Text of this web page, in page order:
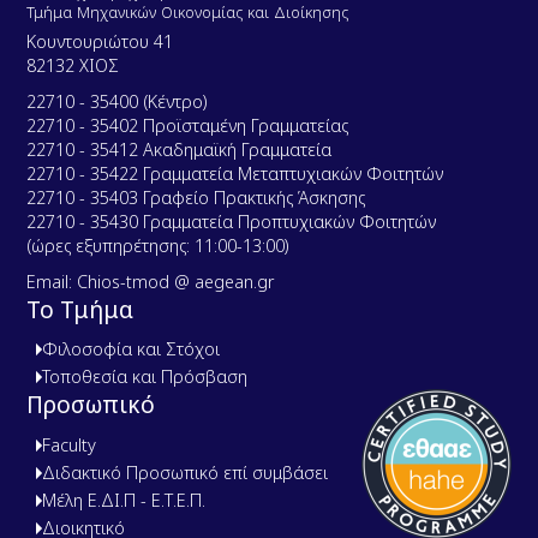
Τμήμα Μηχανικών Οικονομίας και Διοίκησης
Κουντουριώτου 41
82132 ΧΙΟΣ
22710 - 35400 (Κέντρο)
22710 - 35402 Προϊσταμένη Γραμματείας
22710 - 35412 Ακαδημαϊκή Γραμματεία
22710 - 35422 Γραμματεία Μεταπτυχιακών Φοιτητών
22710 - 35403 Γραφείο Πρακτικής Άσκησης
22710 - 35430 Γραμματεία Προπτυχιακών Φοιτητών
(ώρες εξυπηρέτησης: 11:00-13:00)
Email: Chios-tmod @ aegean.gr
Το Τμήμα
Φιλοσοφία και Στόχοι
Τοποθεσία και Πρόσβαση
Προσωπικό
Faculty
Διδακτικό Προσωπικό επί συμβάσει
Μέλη Ε.ΔΙ.Π - Ε.Τ.Ε.Π.
Διοικητικό